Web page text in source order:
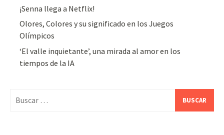
¡Senna llega a Netflix!
Olores, Colores y su significado en los Juegos
Olímpicos
‘El valle inquietante’, una mirada al amor en los
tiempos de la IA